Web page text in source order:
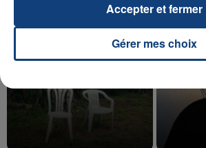
22h50
22h50 22h48
22h48
Gérer mes choix
Accepter et fermer